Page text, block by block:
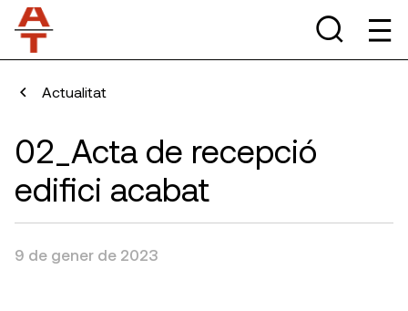
Actualitat
02_Acta de recepció
edifici acabat
9 de gener de 2023